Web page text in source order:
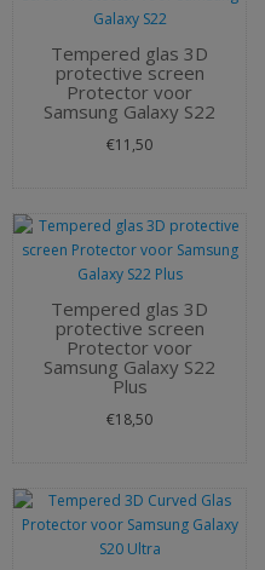
Tempered glas 3D
protective screen
Protector voor
Samsung Galaxy S22
€11,50
Tempered glas 3D
protective screen
Protector voor
Samsung Galaxy S22
Plus
€18,50